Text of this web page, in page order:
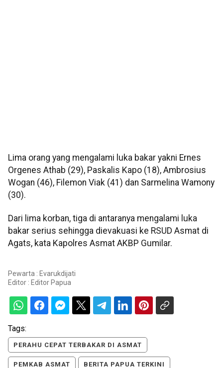
Lima orang yang mengalami luka bakar yakni Ernes
Orgenes Athab (29), Paskalis Kapo (18), Ambrosius
Wogan (46), Filemon Viak (41) dan Sarmelina Wamony
(30).
Dari lima korban, tiga di antaranya mengalami luka
bakar serius sehingga dievakuasi ke RSUD Asmat di
Agats, kata Kapolres Asmat AKBP Gumilar.
Pewarta : Evarukdijati
Editor : Editor Papua
Tags:
PERAHU CEPAT TERBAKAR DI ASMAT
PEMKAB ASMAT BERITA PAPUA TERKINI